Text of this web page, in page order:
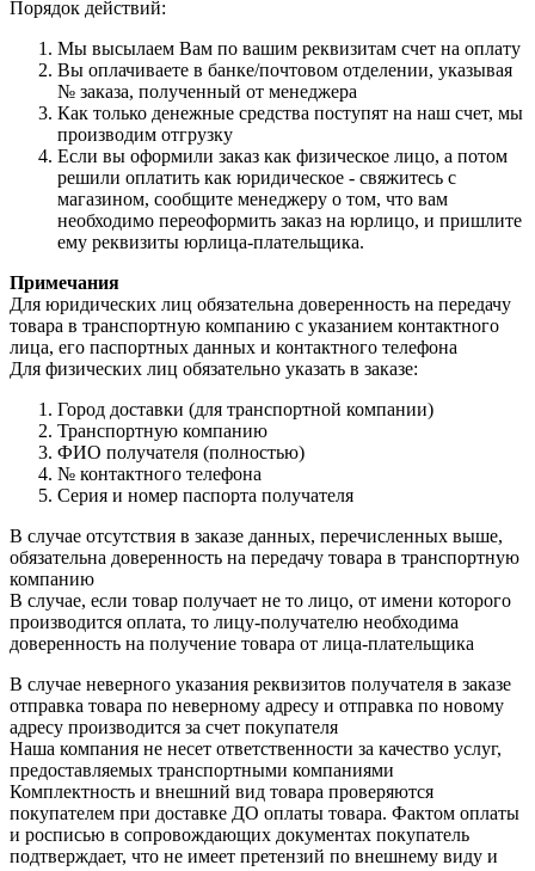
Порядок действий:
Мы высылаем Вам по вашим реквизитам счет на оплату
Вы оплачиваете в банке/почтовом отделении, указывая
№ заказа, полученный от менеджера
Как только денежные средства поступят на наш счет, мы
производим отгрузку
Если вы оформили заказ как физическое лицо, а потом
решили оплатить как юридическое - свяжитесь с
магазином, сообщите менеджеру о том, что вам
необходимо переоформить заказ на юрлицо, и пришлите
ему реквизиты юрлица-плательщика.
Примечания
Для юридических лиц обязательна доверенность на передачу
товара в транспортную компанию с указанием контактного
лица, его паспортных данных и контактного телефона
Для физических лиц обязательно указать в заказе:
Город доставки (для транспортной компании)
Транспортную компанию
ФИО получателя (полностью)
№ контактного телефона
Серия и номер паспорта получателя
В случае отсутствия в заказе данных, перечисленных выше,
обязательна доверенность на передачу товара в транспортную
компанию
В случае, если товар получает не то лицо, от имени которого
производится оплата, то лицу-получателю необходима
доверенность на получение товара от лица-плательщика
В случае неверного указания реквизитов получателя в заказе
отправка товара по неверному адресу и отправка по новому
адресу производится за счет покупателя
Наша компания не несет ответственности за качество услуг,
предоставляемых транспортными компаниями
Комплектность и внешний вид товара проверяются
покупателем при доставке ДО оплаты товара. Фактом оплаты
и росписью в сопровождающих документах покупатель
подтверждает, что не имеет претензий по внешнему виду и